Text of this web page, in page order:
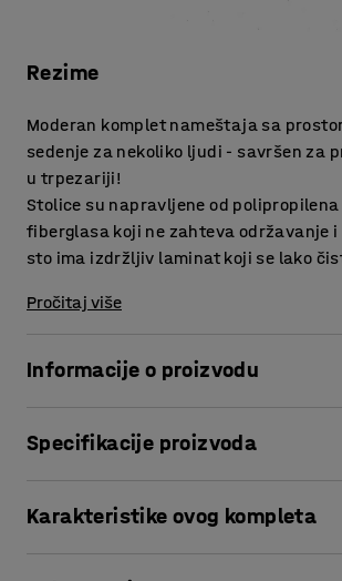
Rezime
Moderan komplet nameštaja sa
sedenje za nekoliko ljudi - savršen za
u trpezariji!
Stolice su napravljene od polipropilena
fiberglasa koji ne zahteva održavanje i
sto ima izdržljiv laminat koji se lako
Pročitaj više
Informacije o proizvodu
dodate više boja ili da se držite
VARIOUS je vlastiti dizajn kompanije
Specifikacije proizvoda
Dubina sedišta: 420 mm
Karakteristike ovog kompleta